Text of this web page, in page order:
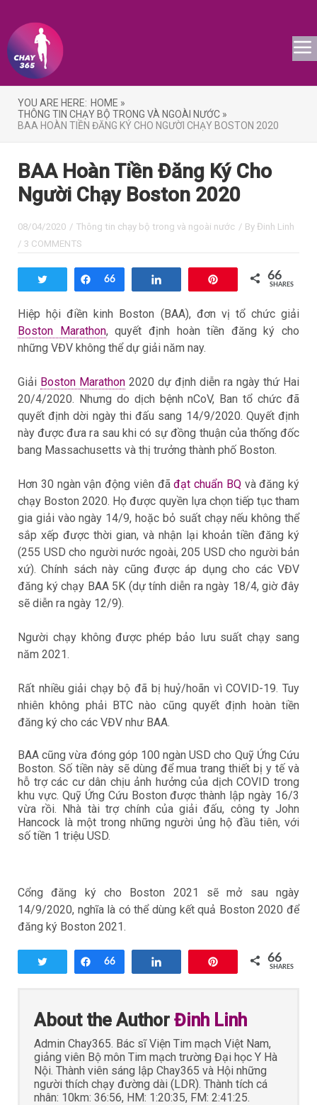
YOU ARE HERE: HOME »
THÔNG TIN CHẠY BỘ TRONG VÀ NGOÀI NƯỚC »
BAA HOÀN TIỀN ĐĂNG KÝ CHO NGƯỜI CHẠY BOSTON 2020
BAA Hoàn Tiền Đăng Ký Cho
Người Chạy Boston 2020
08/04/2020 / Thông tin chạy bộ trong và ngoài nước / By Đinh Linh
/ 3 COMMENTS
Tweet Share
66 66
SHARES
Hiệp hội điền kinh Boston (BAA), đơn vị tổ chức giải
Boston Marathon, quyết định hoàn tiền đăng ký cho
những VĐV không thể dự giải năm nay.
Giải Boston Marathon 2020 dự định diễn ra ngày thứ Hai
20/4/2020. Nhưng do dịch bệnh nCoV, Ban tổ chức đã
quyết định dời ngày thi đấu sang 14/9/2020. Quyết định
này được đưa ra sau khi có sự đồng thuận của thống đốc
bang Massachusetts và thị trưởng thành phố Boston.
Hơn 30 ngàn vận động viên đãđạt chuẩn BQvà đăng ký
chạy Boston 2020. Họ được quyền lựa chọn tiếp tục tham
gia giải vào ngày 14/9, hoặc bỏ suất chạy nếu không thể
sắp xếp được thời gian, và nhận lại khoản tiền đăng ký
(255 USD cho người nước ngoài, 205 USD cho người bản
xứ). Chính sách này cũng được áp dụng cho các VĐV
đăng ký chạy BAA 5K (dự tính diễn ra ngày 18/4, giờ đây
sẽ diễn ra ngày 12/9).
Người chạy không được phép bảo lưu suất chạy sang
năm 2021.
Rất nhiều giải chạy bộ đã bị huỷ/hoãn vì COVID-19. Tuy
nhiên không phải BTC nào cũng quyết định hoàn tiền
đăng ký cho các VĐV như BAA.
BAA cũng vừa đóng góp 100 ngàn USD cho Quỹ Ứng Cứu
Boston. Số tiền này sẽ dùng để mua trang thiết bị y tế và
hỗ trợ các cư dân chịu ảnh hưởng của dịch COVID trong
khu vực. Quỹ Ứng Cứu Boston được thành lập ngày 16/3
vừa rồi. Nhà tài trợ chính của giải đấu, công ty John
Hancock là một trong những người ủng hộ đầu tiên, với
số tiền 1 triệu USD.
Cổng đăng ký cho Boston 2021 sẽ mở sau ngày
14/9/2020, nghĩa là có thể dùng kết quả Boston 2020 để
đăng ký Boston 2021.
Tweet Share
66 66
SHARES
About the Author Đinh Linh
Admin Chay365. Bác sĩ Viện Tim mạch Việt Nam,
giảng viên Bộ môn Tim mạch trường Đại học Y Hà
Nội. Thành viên sáng lập Chay365 và Hội những
người thích chạy đường dài (LDR). Thành tích cá
nhân: 10km: 36:56, HM: 1:20:35, FM: 2:41:25.